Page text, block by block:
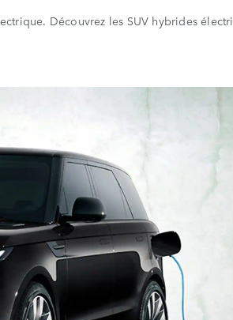
Découvrez les SUV hybrides